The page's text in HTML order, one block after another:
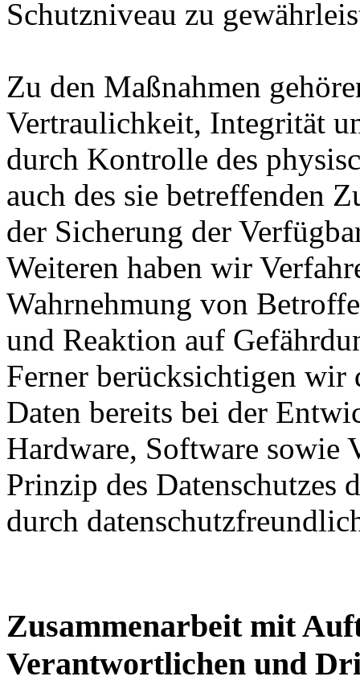
Schutzniveau zu
Zu den Maßnahmen
Vertraulichkeit, Integrität
durch Kontrolle des
auch des sie betreffenden
der Sicherung der
Weiteren haben wir
Wahrnehmung von
und Reaktion auf
Ferner berücksichtigen wir
Daten bereits bei der
Hardware, Software sowie
Prinzip des Datenschutzes
durch
Zusammenarbeit mit
Verantwortlichen und